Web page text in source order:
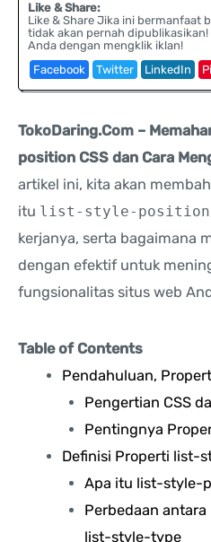
Like & Share:
Like & Share Jika ini bermanfaat
tidak akan pernah
Anda dengan mengklik iklan!
Facebook
Twitter LinkedIn
TokoDaring.Com –
position CSS dan Cara
artikel ini, kita akan
itu list-style-position
kerjanya, serta bagaimana
dengan efektif untuk
fungsionalitas situs web
Table of Contents
Pendahuluan,
Pengertian CSS
Pentingnya
Definisi Properti list-
Apa itu list-style-
Perbedaan
list-style-type